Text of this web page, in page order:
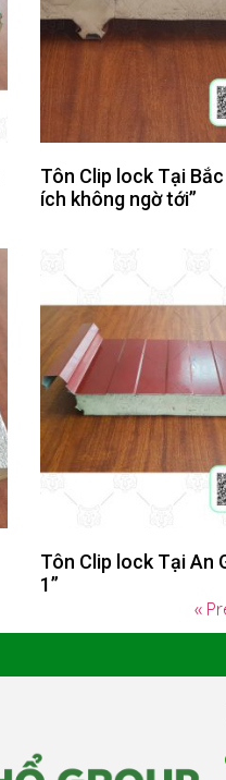
Tôn Clip lock Tại Bắc
ích không ngờ tới”
Tôn Clip lock Tại An
1”
«